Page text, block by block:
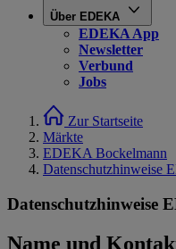
Über EDEKA
EDEKA App
Newsletter
Verbund
Jobs
Zur Startseite
Märkte
EDEKA Bockelmann
Datenschutzhinweise
Datenschutzhinweise
Name und